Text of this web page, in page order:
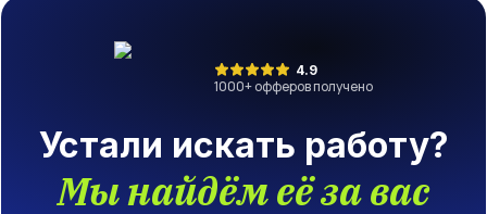
4.9
1000+ офферов получено
Устали искать работу?
Мы найдём её за вас